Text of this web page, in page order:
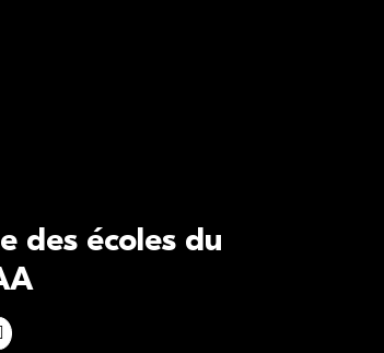
des écoles du